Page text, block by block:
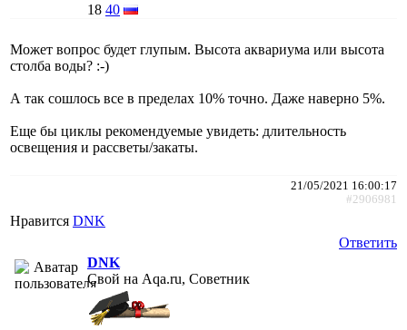
18 40
Может вопрос будет глупым. Высота аквариума или высота
столба воды? :-)
А так сошлось все в пределах 10% точно. Даже наверно 5%.
Еще бы циклы рекомендуемые увидеть: длительность
освещения и рассветы/закаты.
21/05/2021 16:00:17
#2906981
Нравится DNK
Ответить
DNK
Свой на Aqa.ru, Советник